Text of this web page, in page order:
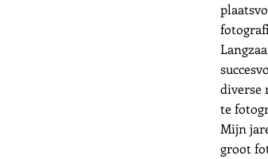
diverse
te
Mijn
groot